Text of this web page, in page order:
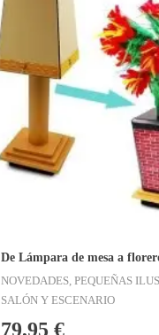
De Lámpara de mesa a
NOVEDADES, PEQUEÑAS
SALÓN Y ESCENARIO
79,95 €